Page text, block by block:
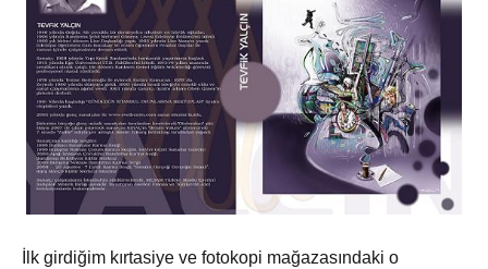
İlk girdiğim kırtasiye ve fotokopi mağazasındaki o